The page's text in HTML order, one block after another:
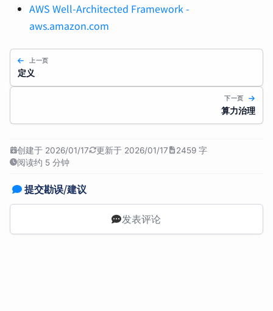
AWS Well-Architected Framework -
aws.amazon.com
上一页
定义
下一页
算力治理
创建于 2026/01/17 更新于 2026/01/17
2459 字
阅读约 5 分钟
提交勘误/建议
发表评论